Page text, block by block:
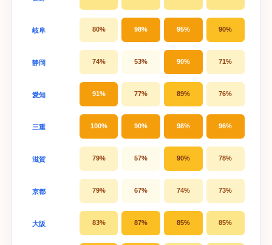
岐阜 80% 98% 95% 90%
静岡 74% 53% 90% 71%
愛知 91% 77% 89% 76%
三重 100% 90% 98% 96%
滋賀 79% 57% 90% 78%
京都 79% 67% 74% 73%
大阪 83% 87% 85% 85%